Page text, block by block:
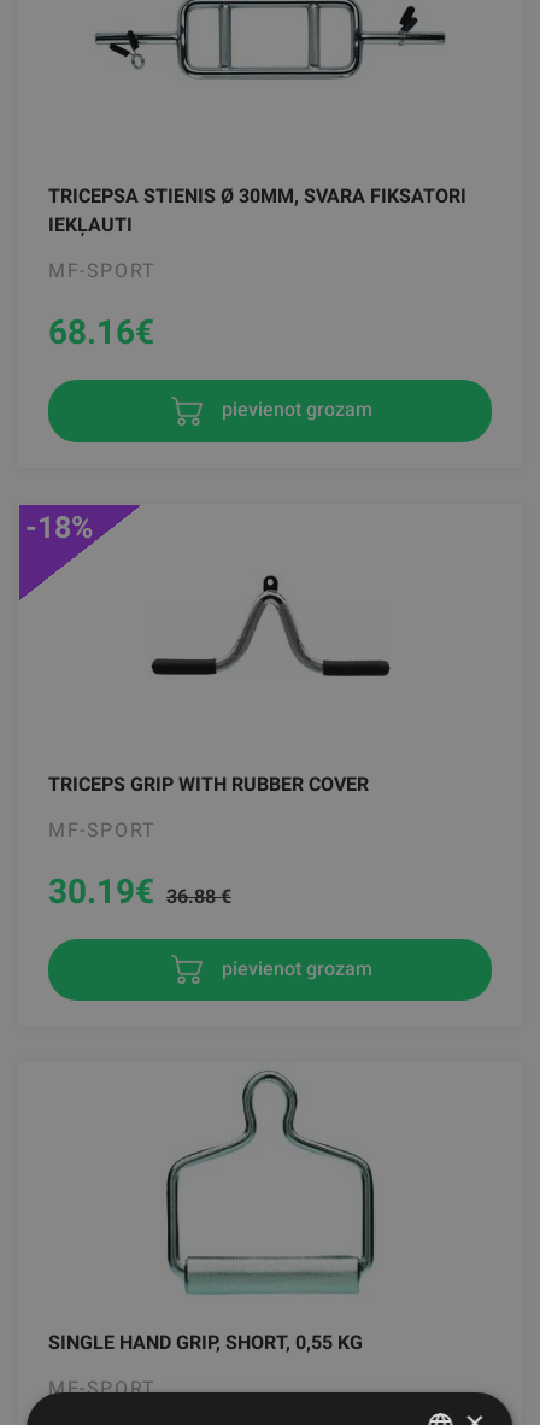
TRICEPSA STIENIS Ø 30MM, SVARA FIKSATORI
IEKĻAUTI
MF-SPORT
68.16€
pievienot grozam
TRICEPS GRIP WITH RUBBER COVER
MF-SPORT
-18%
30.19€ 36.88 €
pievienot grozam
SINGLE HAND GRIP, SHORT, 0,55 KG
MF-SPORT